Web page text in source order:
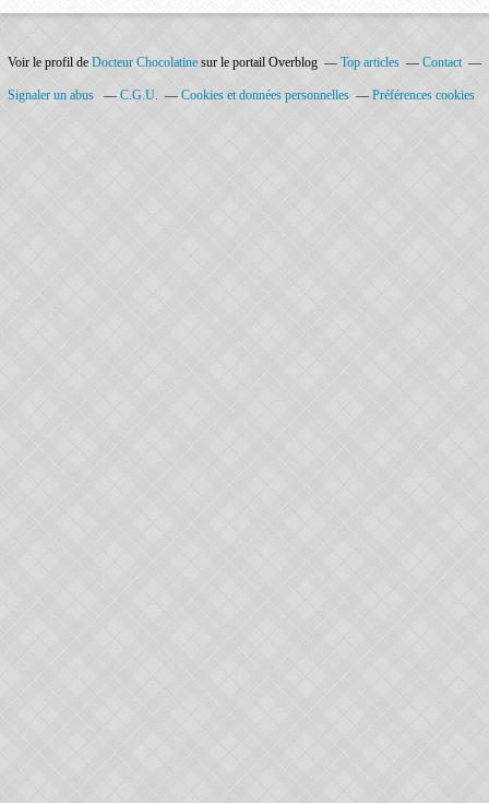
Voir le profil de Docteur Chocolatine sur le portail Overblog Top articles Contact
Signaler un abus C.G.U. Cookies et données personnelles Préférences cookies